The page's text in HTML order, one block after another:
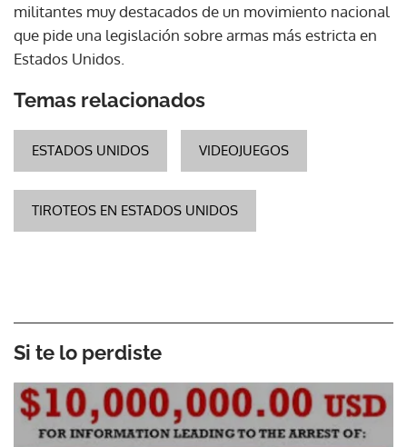
militantes muy destacados de un movimiento nacional
que pide una legislación sobre armas más estricta en
Estados Unidos.
Temas relacionados
ESTADOS UNIDOS VIDEOJUEGOS
TIROTEOS EN ESTADOS UNIDOS
Si te lo perdiste